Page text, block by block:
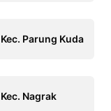
Kec. Parung Kuda
Kec. Nagrak